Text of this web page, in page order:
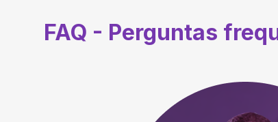
FAQ - Perguntas